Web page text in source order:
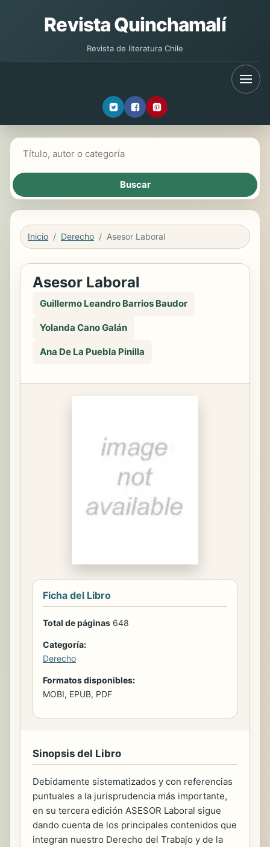
Revista Quinchamalí
Revista de literatura Chile
Inicio Derecho Asesor Laboral
Asesor Laboral
Guillermo Leandro Barrios Baudor
Yolanda Cano Galán
Ana De La Puebla Pinilla
Ficha del Libro
Total de páginas 648
Categoría:
Derecho
Formatos disponibles:
MOBI, EPUB, PDF
Sinopsis del Libro
Debidamente sistematizados y con referencias
puntuales a la jurisprudencia más importante,
en su tercera edición ASESOR Laboral sigue
dando cuenta de los principales contenidos que
integran nuestro Derecho del Trabajo y de la